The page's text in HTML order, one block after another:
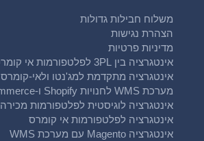
משלוח חבילות גדולות
הצהרת נגישות
מדיניות פרטיות
אינטגרציה בין 3PL לפלטפורמות אי קומרס
אינטגרציה מתקדמת למג'נטו ולאי-קומרס
מערכת WMS לחנויות Shopify ו-WooCommerce
אינטגרציה לוגיסטית לפלטפורמות מכירה
אינטגרציה לפלטפורמות אי קומרס
אינטגרציה Magento עם מערכת WMS